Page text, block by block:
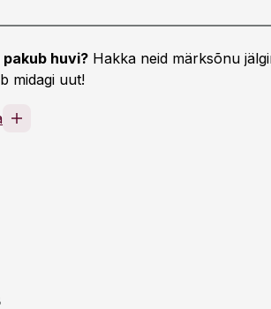
huvi? Hakka neid märksõnu
midagi uut!